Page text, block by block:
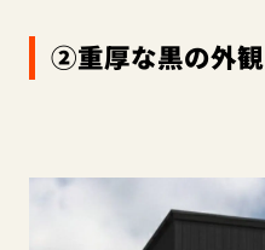
②重厚な黒の外観